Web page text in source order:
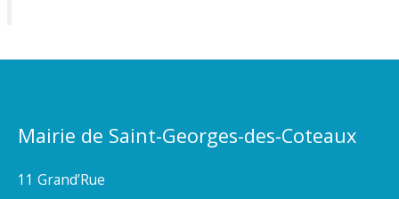
Mairie de Saint-Georges-des-Coteaux
11 Grand’Rue